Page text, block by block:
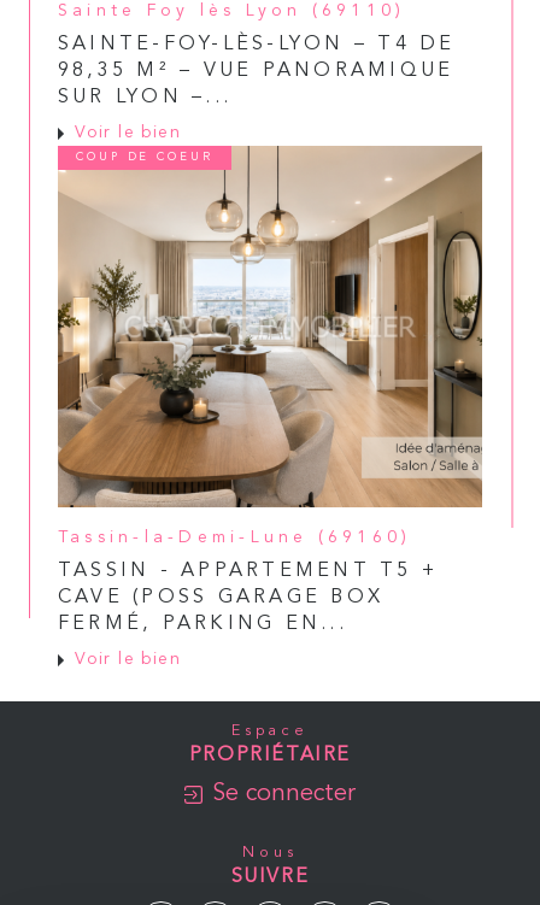
Sainte Foy lès Lyon (69110)
SAINTE-FOY-LÈS-LYON – T4 DE
98,35 M² – VUE PANORAMIQUE
SUR LYON –...
Voir le bien
COUP DE COEUR
Tassin-la-Demi-Lune (69160)
TASSIN - APPARTEMENT T5 +
CAVE (POSS GARAGE BOX
FERMÉ, PARKING EN...
Voir le bien
Espace
PROPRIÉTAIRE
Se connecter
Nous
SUIVRE